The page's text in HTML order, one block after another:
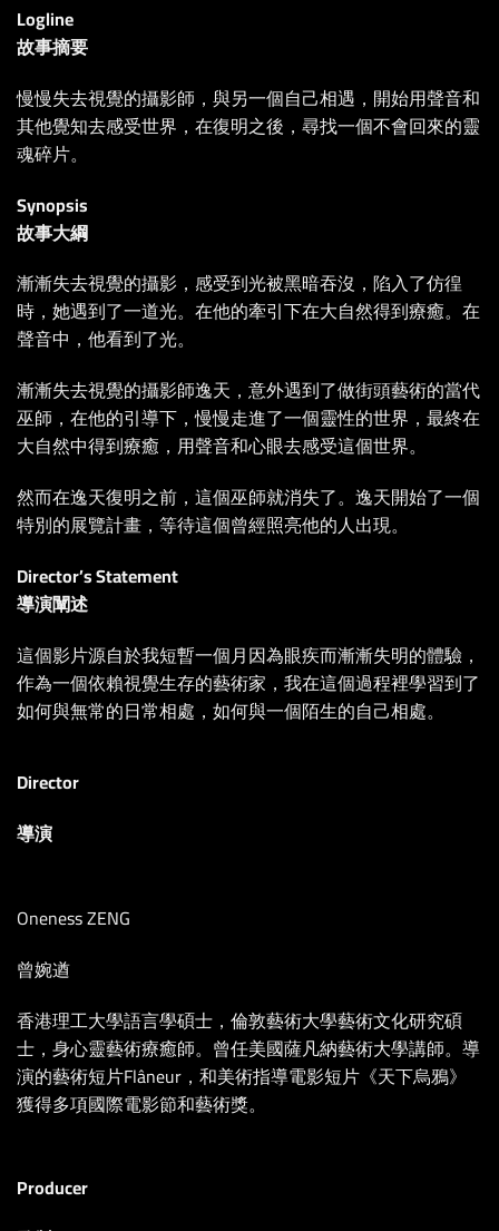
Logline
故事摘要
慢慢失去視覺的攝影師，與另一個自己相遇，開始用聲音和
其他覺知去感受世界，在復明之後，尋找一個不會回來的靈
魂碎片。
Synopsis
故事大綱
漸漸失去視覺的攝影，感受到光被黑暗吞沒，陷入了仿徨
時，她遇到了一道光。在他的牽引下在大自然得到療癒。在
聲音中，他看到了光。
漸漸失去視覺的攝影師逸天，意外遇到了做街頭藝術的當代
巫師，在他的引導下，慢慢走進了一個靈性的世界，最終在
大自然中得到療癒，用聲音和心眼去感受這個世界。
然而在逸天復明之前，這個巫師就消失了。逸天開始了一個
特別的展覽計畫，等待這個曾經照亮他的人出現。
Director’s Statement
導演闡述
這個影片源自於我短暫一個月因為眼疾而漸漸失明的體驗，
作為一個依賴視覺生存的藝術家，我在這個過程裡學習到了
如何與無常的日常相處，如何與一個陌生的自己相處。
Director
導演
Oneness ZENG
曾婉遒
香港理工大學語言學碩士，倫敦藝術大學藝術文化研究碩
士，身心靈藝術療癒師。曾任美國薩凡納藝術大學講師。導
演的藝術短片Flâneur，和美術指導電影短片《天下烏鴉》
獲得多項國際電影節和藝術獎。
Producer